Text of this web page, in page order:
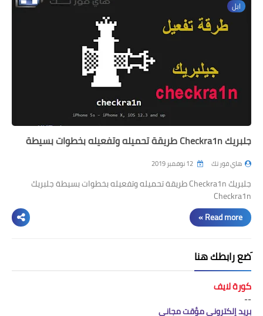
ابل
جلبريك Checkra1n طريقة تحميله وتفعيله بخطوات بسيطة
هاي فور تك
جلبريك Checkra1n طريقة تحميله وتفعيله بخطوات بسيطة جلبريك
Checkra1n
Read more »
َضع رابطك هنا
كورة لايف
--
بريد إلكتروني مؤقت مجاني